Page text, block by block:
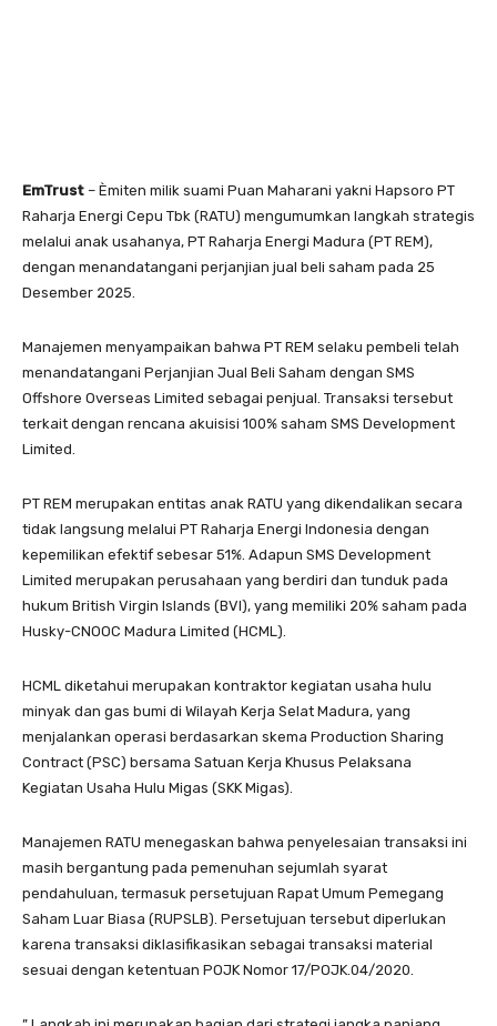
EmTrust – Èmiten milik suami Puan Maharani yakni Hapsoro PT
Raharja Energi Cepu Tbk (RATU) mengumumkan langkah strategis
melalui anak usahanya, PT Raharja Energi Madura (PT REM),
dengan menandatangani perjanjian jual beli saham pada 25
Desember 2025.
Manajemen menyampaikan bahwa PT REM selaku pembeli telah
menandatangani Perjanjian Jual Beli Saham dengan SMS
Offshore Overseas Limited sebagai penjual. Transaksi tersebut
terkait dengan rencana akuisisi 100% saham SMS Development
Limited.
PT REM merupakan entitas anak RATU yang dikendalikan secara
tidak langsung melalui PT Raharja Energi Indonesia dengan
kepemilikan efektif sebesar 51%. Adapun SMS Development
Limited merupakan perusahaan yang berdiri dan tunduk pada
hukum British Virgin Islands (BVI), yang memiliki 20% saham pada
Husky-CNOOC Madura Limited (HCML).
HCML diketahui merupakan kontraktor kegiatan usaha hulu
minyak dan gas bumi di Wilayah Kerja Selat Madura, yang
menjalankan operasi berdasarkan skema Production Sharing
Contract (PSC) bersama Satuan Kerja Khusus Pelaksana
Kegiatan Usaha Hulu Migas (SKK Migas).
Manajemen RATU menegaskan bahwa penyelesaian transaksi ini
masih bergantung pada pemenuhan sejumlah syarat
pendahuluan, termasuk persetujuan Rapat Umum Pemegang
Saham Luar Biasa (RUPSLB). Persetujuan tersebut diperlukan
karena transaksi diklasifikasikan sebagai transaksi material
sesuai dengan ketentuan POJK Nomor 17/POJK.04/2020.